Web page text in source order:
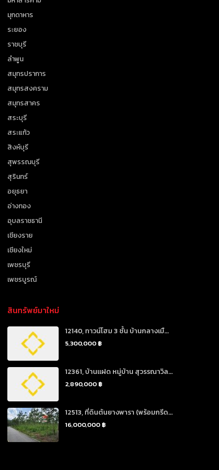
มุกดาหาร
ระยอง
ราชบุรี
ลำพูน
สมุทรปราการ
สมุทรสงคราม
สมุทรสาคร
สระบุรี
สระแก้ว
สิงห์บุรี
สุพรรณบุรี
สุรินทร์
อยุธยา
อ่างทอง
อุบลราชธานี
เชียงราย
เชียงใหม่
เพชรบุรี
เพชรบูรณ์
สินทรัพย์มาใหม่
12140, ทาวน์โฮม 3 ชั้น บ้านกลางเมื...
5,300,000 ฿
12361, บ้านแฝด หมู่บ้าน สุวรรณาวิล...
2,890,000 ฿
12513, ที่ดินต้นยางพารา (พร้อมกรีด...
16,000,000 ฿